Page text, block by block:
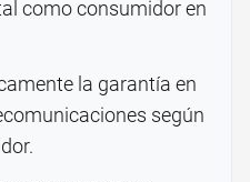
como consumidor en
la garantía en
según